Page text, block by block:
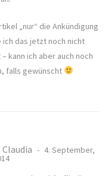
„nur“ die Ankündigung
ich das jetzt noch nicht
kann ich aber auch noch
falls gewünscht
Claudia 4. September,